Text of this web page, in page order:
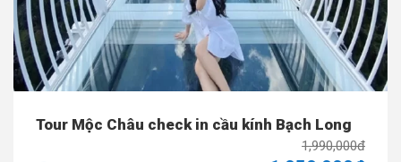
Tour Mộc Châu check in cầu kính Bạch Long
1,990,000đ